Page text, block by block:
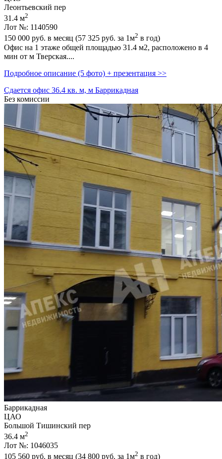
Леонтьевский пер
31.4 м2
Лот №: 1140590
150 000 руб. в месяц (57 325 руб. за 1м2 в год)
Офис на 1 этаже общей площадью 31.4 м2,­ расположено в 4
мин от м Тверская....
Подробное описание (5 фото) + презентация >>
Сдается офис 36.4 кв. м, м Баррикадная
Без комиссии
Баррикадная
ЦАО
Большой Тишинский пер
36.4 м2
Лот №: 1046035
105 560 руб. в месяц (34 800 руб. за 1м2 в год)